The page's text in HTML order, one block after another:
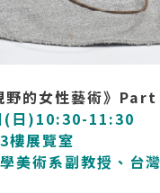
的女性藝術》
(日)10:30-11:30
樓展覽室
美術系副教授、台